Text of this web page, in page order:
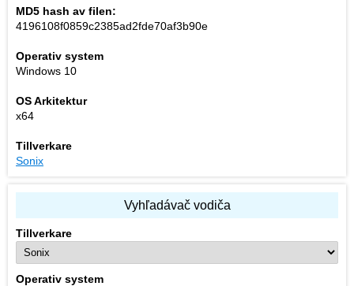
MD5 hash av filen:
4196108f0859c2385ad2fde70af3b90e
Operativ system
Windows 10
OS Arkitektur
x64
Tillverkare
Sonix
Vyhľadávač vodiča
Tillverkare
Operativ system